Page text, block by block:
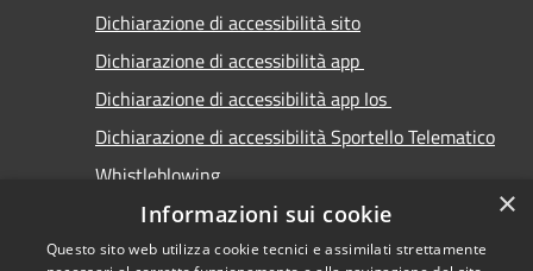
Dichiarazione di accessibilità sito
Dichiarazione di accessibilità app
Dichiarazione di accessibilità app Ios
Dichiarazione di accessibilità Sportello Telematico
Whistleblowing
×
Informazioni sui cookie
Questo sito web utilizza cookie tecnici e assimilati strettamente